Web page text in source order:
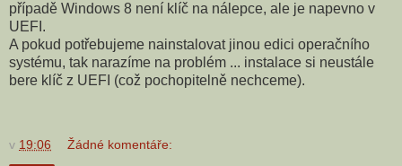
případě Windows 8 není klíč na nálepce, ale je napevno v
UEFI.
A pokud potřebujeme nainstalovat jinou edici operačního
systému, tak narazíme na problém ... instalace si neustále
bere klíč z UEFI (což pochopitelně nechceme).
v 19:06 Žádné komentáře: